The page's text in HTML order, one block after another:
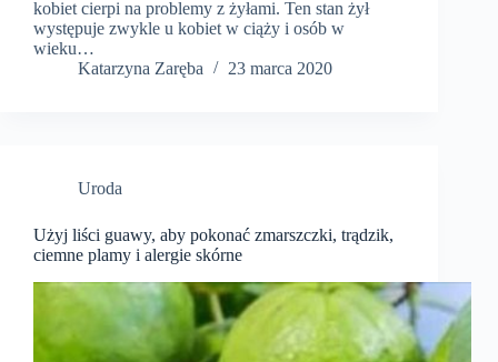
kobiet cierpi na problemy z żyłami. Ten stan żył
występuje zwykle u kobiet w ciąży i osób w
wieku…
Katarzyna Zaręba
23 marca 2020
Uroda
Użyj liści guawy, aby pokonać zmarszczki, trądzik,
ciemne plamy i alergie skórne